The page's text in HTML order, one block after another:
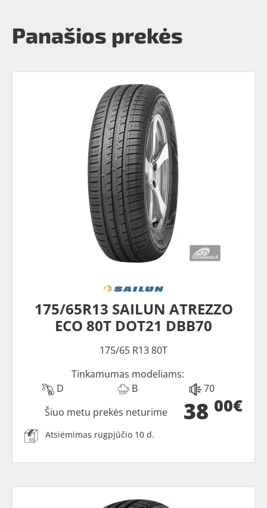
Panašios prekės
175/65R13 SAILUN ATREZZO
ECO 80T DOT21 DBB70
175/65 R13 80T
Tinkamumas modeliams:
D
B 70
38 00€
Šiuo metu prekės neturime
Atsiėmimas rugpjūčio 10 d.